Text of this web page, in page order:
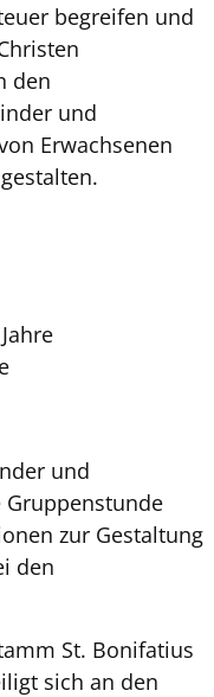
begreifen und
den
und
Erwachsenen
und
zur Gestaltung
den
St. Bonifatius
sich an den